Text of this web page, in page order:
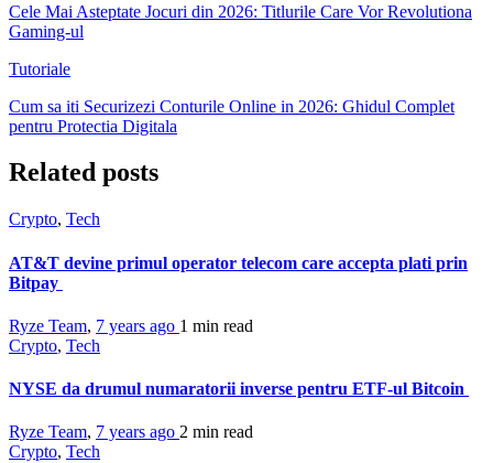
Cele Mai Asteptate Jocuri din 2026: Titlurile Care Vor Revolutiona
Gaming-ul
Tutoriale
Cum sa iti Securizezi Conturile Online in 2026: Ghidul Complet
pentru Protectia Digitala
Related posts
Crypto, Tech
AT&T devine primul operator telecom care accepta plati prin
Bitpay
Ryze Team, 7 years ago 1 min read
Crypto, Tech
NYSE da drumul numaratorii inverse pentru ETF-ul Bitcoin
Ryze Team, 7 years ago 2 min read
Crypto, Tech